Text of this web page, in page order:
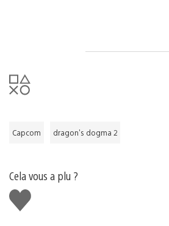
Capcom dragon's dogma 2
Cela vous a plu ?
J'aime